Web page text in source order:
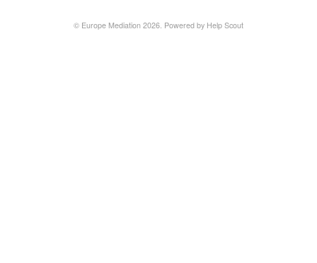
© Europe Mediation 2026. Powered by Help Scout